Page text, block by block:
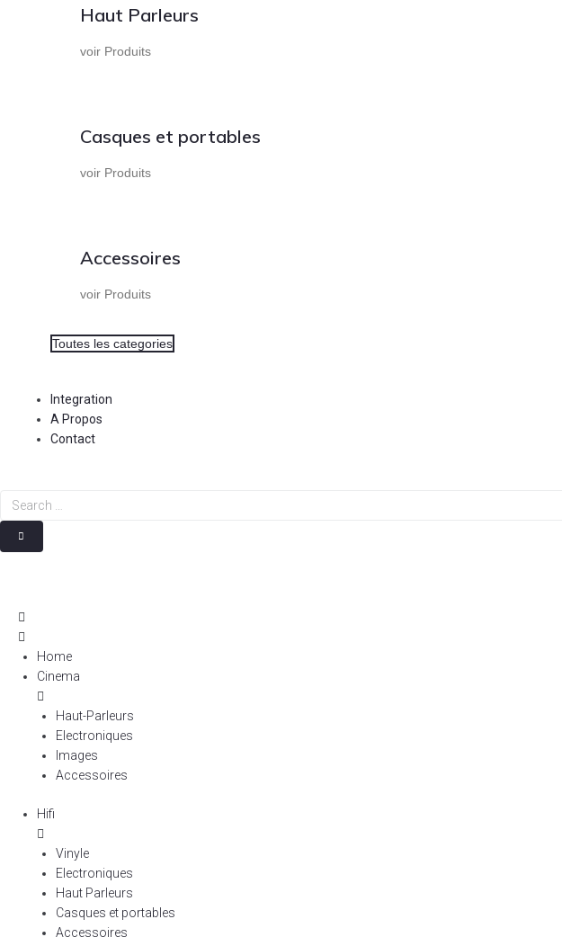
Haut Parleurs
voir Produits
Casques et portables
voir Produits
Accessoires
voir Produits
Toutes les categories
Integration
A Propos
Contact
Search
…
Home
Cinema
Haut-Parleurs
Electroniques
Images
Accessoires
Hifi
Vinyle
Electroniques
Haut Parleurs
Casques et portables
Accessoires